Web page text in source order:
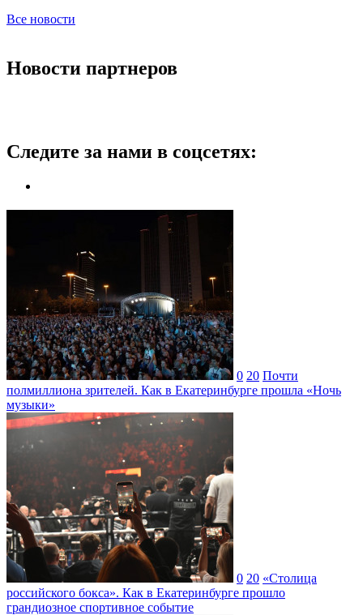
Все новости
Новости партнеров
Следите за нами в соцсетях:
0 20 Почти
полмиллиона зрителей. Как в Екатеринбурге прошла «Ночь
музыки»
0 20 «Столица
российского бокса». Как в Екатеринбурге прошло
грандиозное спортивное событие